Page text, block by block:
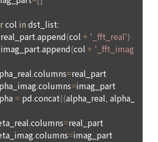
닫기 재발송
확인
지 않는다. 다만 자료의 복구나 정상적인 서
제와 관련한 결제 사항 정보를 관련 법이 규
존한다. 보존기간은 “전자상거래 등에서의 소
률”에 따른 보유정보 및 보유기간인 아래와
약철회 등에 관한 기록 : 5년
재화 및 서비스 등의 공급에 관한 기록 : 5년
관한 기록 : 6개월
는 비밀번호에 의해 보호되며, 파일 및 각종
거나 파일 잠금 기능을 통해 별도의 보안기능
한 대책
보 데이터의 접근을 사용 권한을 나눠 제한하
나 외부 침입이 우려되는 오프라인 공간에 저